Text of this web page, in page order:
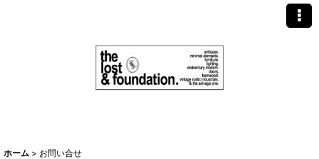
ホーム > お問い合せ